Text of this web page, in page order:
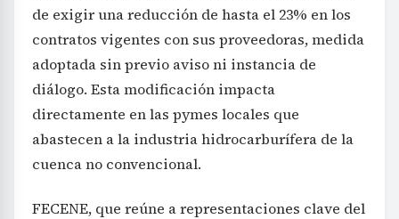
de exigir una reducción de hasta el 23% en los
contratos vigentes con sus proveedoras, medida
adoptada sin previo aviso ni instancia de
diálogo. Esta modificación impacta
directamente en las pymes locales que
abastecen a la industria hidrocarburífera de la
cuenca no convencional.
FECENE, que reúne a representaciones clave del